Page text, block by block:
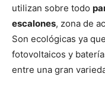
utilizan sobre todo
escalones, zona de
Son ecológicas ya
fotovoltaicos y
entre una gran